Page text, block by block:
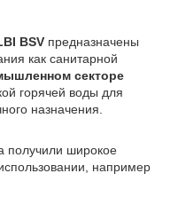
BSV предназначены
как санитарной
секторе
горячей воды для
назначения.
получили широкое
например